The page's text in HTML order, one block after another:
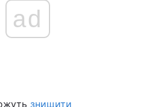
ad
знищити